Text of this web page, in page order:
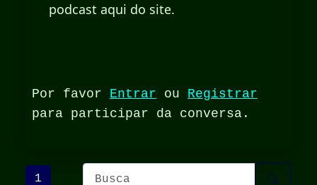
podcast aqui do site.
Por favor Entrar ou Registrar
para participar da conversa.
1